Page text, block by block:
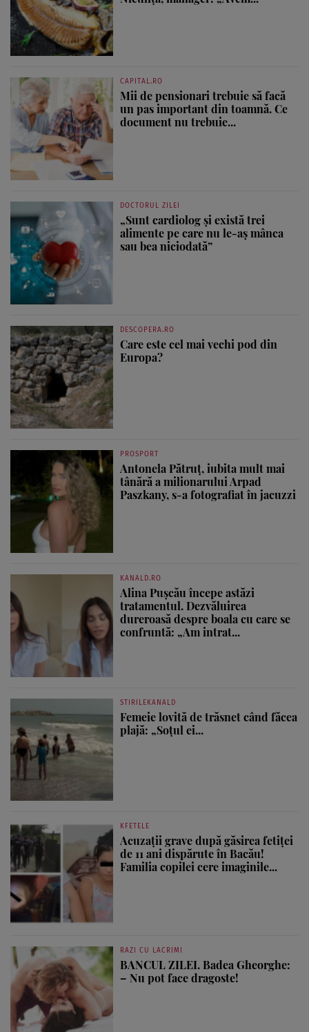
CAPITAL.RO
Mii de pensionari trebuie să facă
un pas important din toamnă. Ce
document nu trebuie...
DOCTORUL ZILEI
„Sunt cardiolog și există trei
alimente pe care nu le-aș mânca
sau bea niciodată”
DESCOPERA.RO
Care este cel mai vechi pod din
Europa?
PROSPORT
Antonela Pătruț, iubita mult mai
tânără a milionarului Arpad
Paszkany, s-a fotografiat în jacuzzi
KANALD.RO
Alina Pușcău începe astăzi
tratamentul. Dezvăluirea
dureroasă despre boala cu care se
confruntă: „Am intrat...
STIRILEKANALD
Femeie lovită de trăsnet când făcea
plajă: „Soțul ei...
KFETELE
Acuzații grave după găsirea fetiței
de 11 ani dispărute în Bacău!
Familia copilei cere imaginile...
RAZI CU LACRIMI
BANCUL ZILEI. Badea Gheorghe:
– Nu pot face dragoste!